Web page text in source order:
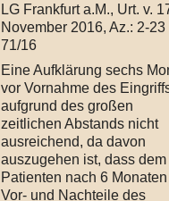
LG Frankfurt a.M., Urt. v.
November 2016, Az.: 2-23
71/16
Eine Aufklärung sechs
vor Vornahme des
aufgrund des großen
zeitlichen Abstands nicht
ausreichend, da davon
auszugehen ist, dass dem
Patienten nach 6
Vor- und Nachteile des